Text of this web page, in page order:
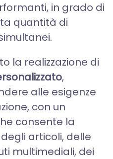
in grado di
quantità di
la realizzazione di
,
alle esigenze
con un
consente la
articoli, delle
multimediali, dei